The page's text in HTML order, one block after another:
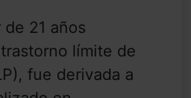
21 años
límite de
fue derivada a